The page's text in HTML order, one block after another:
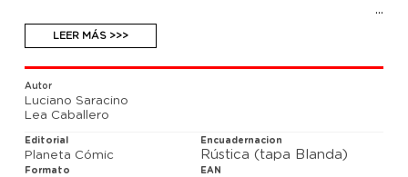
LEER MÁS >>>
Autor
Luciano Saracino
Lea Caballero
Editorial
Planeta Cómic
Encuadernacion
Rústica (tapa Blanda)
Formato EAN